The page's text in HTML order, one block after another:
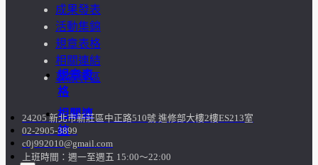
照
片
規章表
格
相關連
結
成果發表
活動集錦
規章表格
相關連結
募款專區
24205 新北市新莊區中正路510號 進修部大樓2樓ES213室
02-2905-3899
c0j992010@gmail.com
上班時間：週一至週五 15:00～22:00